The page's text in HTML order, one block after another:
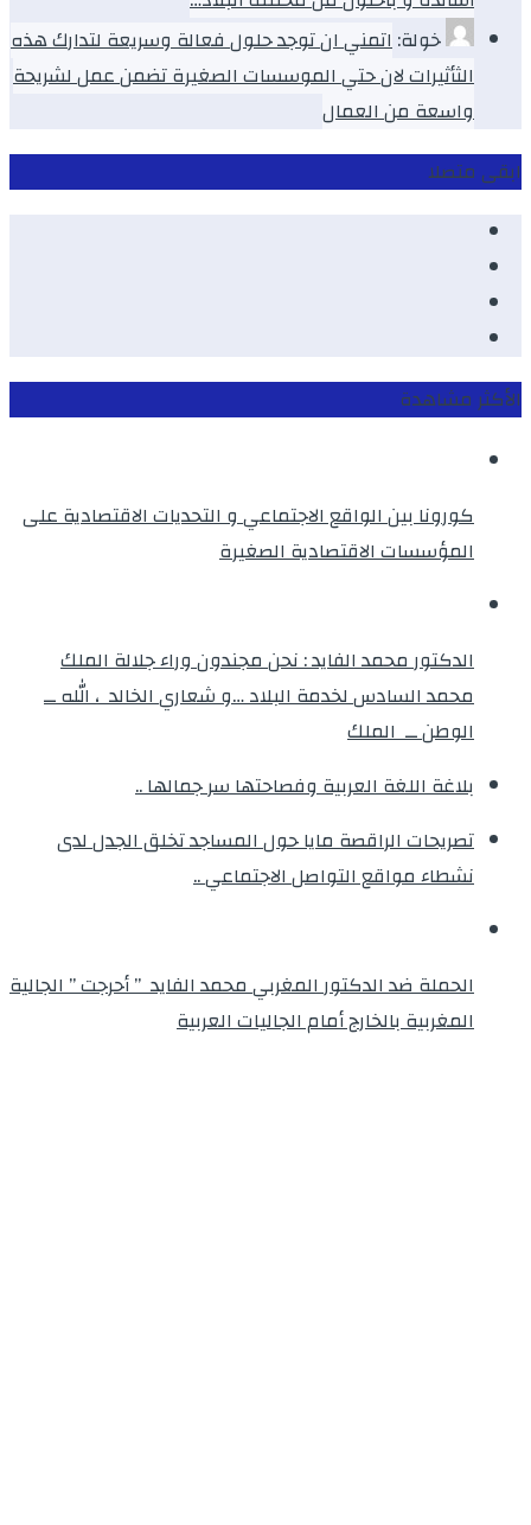
خولة:اتمني ان توجد حلول فعالة وسريعة لتدارك هذه
الثأثيرات لان حتي الموسسات الصغيرة تضمن عمل لشريحة
واسعة من العمال
ابقى متصلا
الأكثر مشاهدة
كورونا بين الواقع الاجتماعي و التحديات الاقتصادية على
المؤسسات الاقتصادية الصغيرة
الدكتور محمد الفايد : نحن مجندون وراء جلالة الملك
محمد السادس لخدمة البلاد …و شعاري الخالد ، الله ــ
الوطن ــ الملك
بلاغة اللغة العربية وفصاحتها سر جمالها ..
تصريحات الراقصة مايا حول المساجد تخلق الجدل لدى
نشطاء مواقع التواصل الاجتماعي ..
الحملة ضد الدكتور المغربي محمد الفايد ” أحرجت ” الجالية
المغربية بالخارج أمام الجاليات العربية